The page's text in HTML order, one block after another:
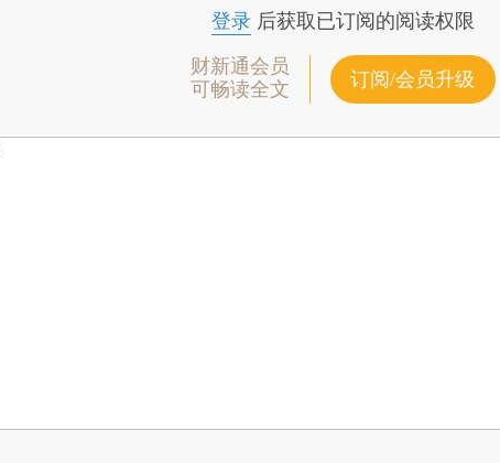
登录后获取已订阅的阅读权限
财新通会员
可畅读全文
订阅/会员升级